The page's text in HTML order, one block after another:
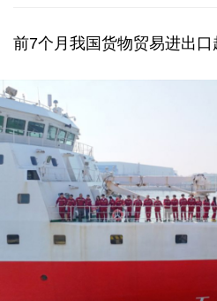
前7个月我国货物贸易进出口